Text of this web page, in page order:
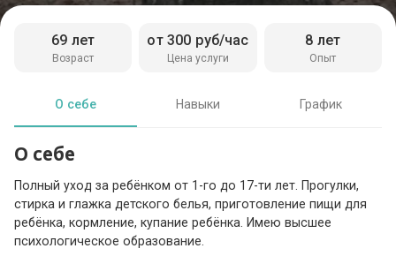
Возраст
69 лет
Цена услуги
от 300 руб/час
Опыт
8 лет
О себе Навыки График
О себе
Полный уход за ребёнком от 1-го до 17-ти лет. Прогулки,
стирка и глажка детского белья, приготовление пищи для
ребёнка, кормление, купание ребёнка. Имею высшее
психологическое образование.